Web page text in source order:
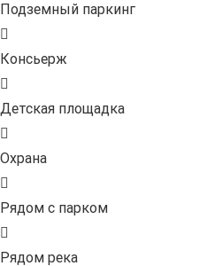
Подземный паркинг
Консьерж
Детская площадка
Охрана
Рядом с парком
Рядом река